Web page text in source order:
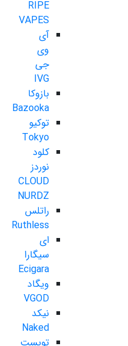
RIPE
VAPES
آی
وی
جی
IVG
بازوکا
Bazooka
توکیو
Tokyo
کلود
نوردز
CLOUD
NURDZ
راتلس
Ruthless
ای
سیگارا
Ecigara
ویگاد
VGOD
نیکد
Naked
تویست